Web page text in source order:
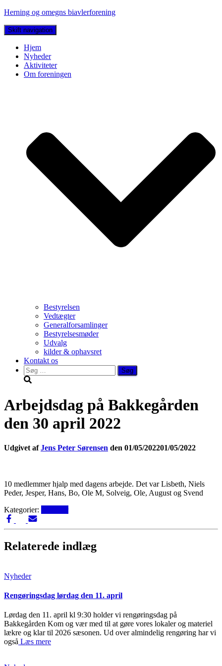
Herning og omegns biavlerforening
Skift navigation
Hjem
Nyheder
Aktiviteter
Om foreningen
Bestyrelsen
Vedtægter
Generalforsamlinger
Bestyrelsesmøder
Udvalg
kilder & ophavsret
Kontakt os
Søg
efter:
Arbejdsdag på Bakkegården
den 30 april 2022
Udgivet afJens Peter Sørensen den 01/05/202201/05/2022
10 medlemmer hjalp med dagens arbejde. Det var Lisbeth, Niels
Peder, Jesper, Hans, Bo, Ole M, Solveig, Ole, August og Svend
Kategorier:
Relaterede indlæg
Nyheder
Rengøringsdag lørdag den 11. april
Lørdag den 11. april kl 9:30 holder vi rengøringsdag på
Bakkegården Kom og vær med til at gøre vores lokaler og materiel
lækre og klar til 2026 sæsonen. Ud over almindelig rengøring har vi
også Læs mere